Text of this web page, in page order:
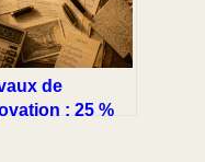
de
: 25 %